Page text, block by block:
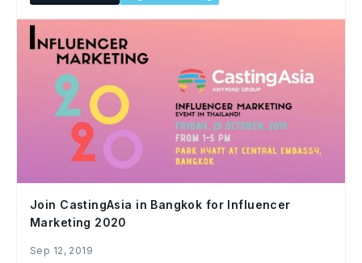
Join CastingAsia in Bangkok for Influencer
Marketing 2020
Sep 12, 2019